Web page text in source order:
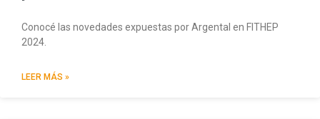
Conocé las novedades expuestas por Argental en FITHEP
2024.
LEER MÁS »